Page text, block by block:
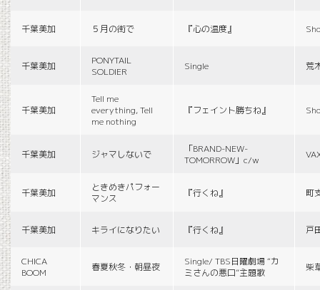
千葉美加 ５月の街で 『心の温度』
千葉美加
PONYTAIL
SOLDIER
Single 荒
千葉美加
Tell me
everything, Tell
me nothing
『フェイント勝ちね』
千葉美加 ジャマしないで
「BRAND-NEW-
TOMORROW」c/w
千葉美加
ときめきパフォー
マンス
『行くね』 町
千葉美加 キライになりたい 『行くね』 戸
CHICA
BOOM
春夏秋冬・朝昼夜
Single/ TBS日曜劇場 “カ
ミさんの悪口”主題歌
柴